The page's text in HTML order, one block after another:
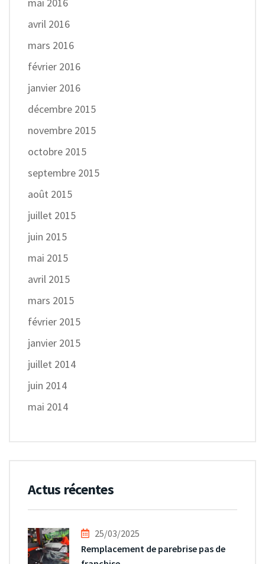
avril 2016
mars 2016
février 2016
janvier 2016
décembre 2015
novembre 2015
octobre 2015
septembre 2015
août 2015
juillet 2015
juin 2015
mai 2015
avril 2015
mars 2015
février 2015
janvier 2015
juillet 2014
juin 2014
mai 2014
Actus récentes
25/03/2025
Remplacement de parebrise pas de